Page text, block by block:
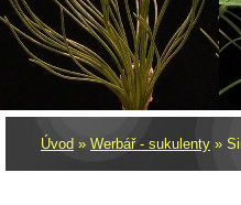
Úvod » Werbář - sukulenty »